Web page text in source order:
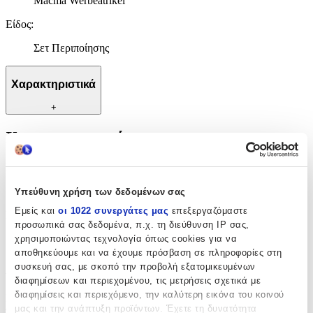
Υπεύθυνη χρήση των δεδομένων σας
Εμείς και οι 1022 συνεργάτες μας επεξεργαζόμαστε
προσωπικά σας δεδομένα, π.χ. τη διεύθυνση IP σας,
χρησιμοποιώντας τεχνολογία όπως cookies για να
αποθηκεύουμε και να έχουμε πρόσβαση σε πληροφορίες στη
συσκευή σας, με σκοπό την προβολή εξατομικευμένων
διαφημίσεων και περιεχομένου, τις μετρήσεις σχετικά με
διαφημίσεις και περιεχόμενο, την καλύτερη εικόνα του κοινού
μας και την ανάπτυξη προϊόντων. Έχετε τη δυνατότητα
Είδος:
Σετ Περιποίησης
Χαρακτηριστικά
+
Χαρακτηριστικά
Κατασκευαστής:
Macma Werbeatrikel
Είδος:
Σετ Περιποίησης
Αξιολογήσεις
Προς το παρόν δεν υπάρχουν άλλες αξιολογήσεις. Όταν
προστεθούν, θα εμφανιστούν εδώ.